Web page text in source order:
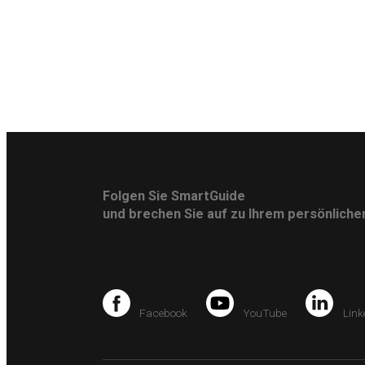
Folgen Sie SmartGuide
und brechen Sie auf zu Ihrem
Facebook YouTube